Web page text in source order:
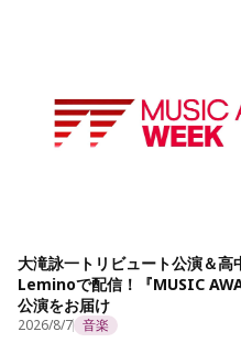
大滝詠一トリビュート公演＆
Leminoで配信！『MUSIC
公演をお届け
2026/8/7 音楽